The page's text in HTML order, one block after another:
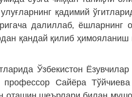
қадимий
далиллаб, ёшларнинг
қандай қилиб
Ўзбекистон
Сайёра Тўйчиева